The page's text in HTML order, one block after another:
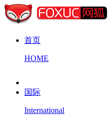
首页
HOME
国际
International